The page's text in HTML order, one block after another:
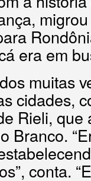
era em
muitas
cidades,
Rieli,
Branco.
conta.